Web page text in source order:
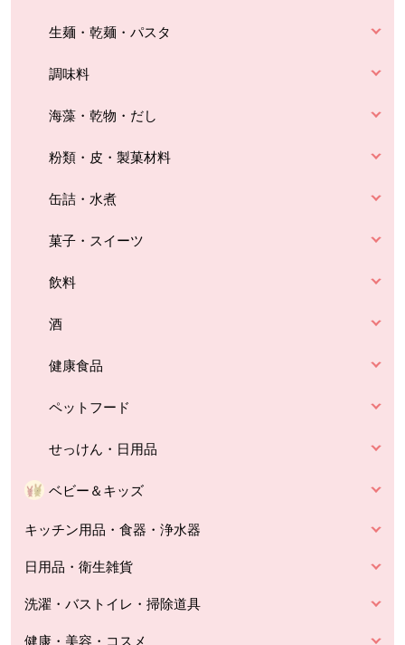
生麺・乾麺・パスタ
調味料
海藻・乾物・だし
粉類・皮・製菓材料
缶詰・水煮
菓子・スイーツ
飲料
酒
健康食品
ペットフード
せっけん・日用品
ベビー＆キッズ
キッチン用品・食器・浄水器
日用品・衛生雑貨
洗濯・バストイレ・掃除道具
健康・美容・コスメ